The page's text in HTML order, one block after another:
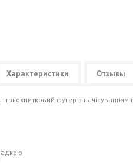
Характеристики Отзывы
трьохнитковий футер з начісуванням